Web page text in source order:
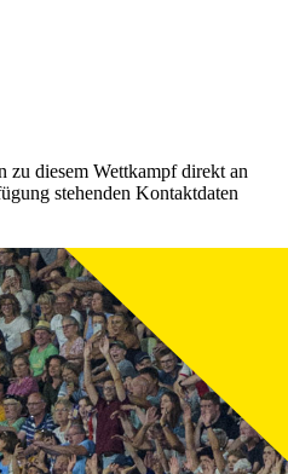
zu diesem Wettkampf direkt an
stehenden Kontaktdaten